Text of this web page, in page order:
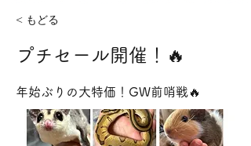
< もどる
プチセール開催！🔥
年始ぶりの大特価！GW前哨戦🔥